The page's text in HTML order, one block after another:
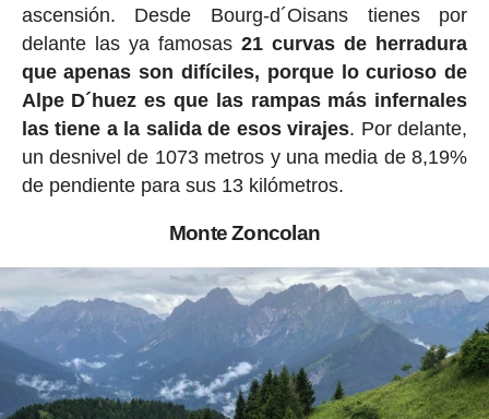
ascensión. Desde Bourg-d´Oisans tienes por
delante las ya famosas21 curvas de herradura
que apenas son difíciles, porque lo curioso de
Alpe D´huez es que las rampas más infernales
las tiene a la salida de esos virajes. Por delante,
un desnivel de 1073 metros y una media de 8,19%
de pendiente para sus 13 kilómetros.
Monte Zoncolan